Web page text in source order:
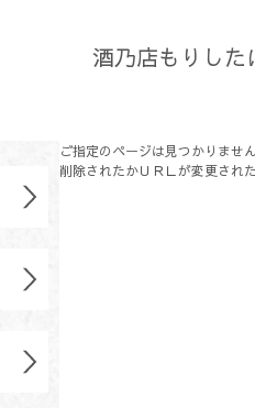
酒乃店もりした
ご指定のページは見つかりません
削除されたかＵＲＬが変更され